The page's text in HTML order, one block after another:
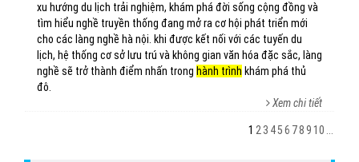
xu hướng du lịch trải nghiệm, khám phá đời sống cộng đồng và
tìm hiểu nghề truyền thống đang mở ra cơ hội phát triển mới
cho các làng nghề hà nội. khi được kết nối với các tuyến du
lịch, hệ thống cơ sở lưu trú và không gian văn hóa đặc sắc, làng
nghề sẽ trở thành điểm nhấn trong hành trình khám phá thủ
đô.
Xem chi tiết
1 2 3 456 789 10